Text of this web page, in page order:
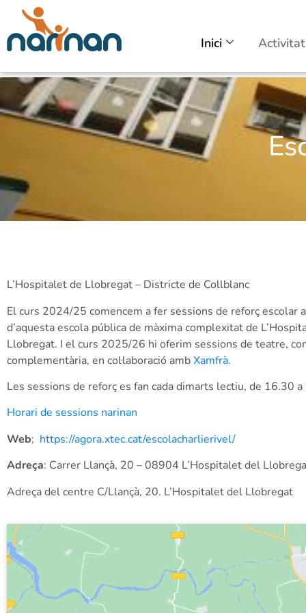
Inici
Escola Charlie
L’Hospitalet de Llobregat – Districte de Collblanc
El curs 2024/25 comencem a fer sessions de reforç escolar
d’aquesta escola pública de màxima complexitat de
Llobregat. I el curs 2025/26 hi oferim sessions de teatre,
complementària, en col·laboració ambXamfrà.
Les sessions de reforç es fan cada dimarts lectiu, de 16.30
Horari de sessions narinan
Web; https://agora.xtec.cat/escolacharlierivel/
Adreça: Carrer Llançà, 20 – 08904 L’Hospitalet del
Adreça del centre C/Llançà, 20. L’Hospitalet del Llobregat